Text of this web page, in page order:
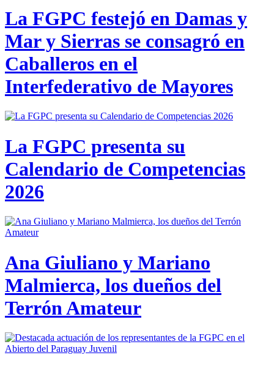
La FGPC festejó en Damas y
Mar y Sierras se consagró en
Caballeros en el
Interfederativo de Mayores
La FGPC presenta su
Calendario de Competencias
2026
Ana Giuliano y Mariano
Malmierca, los dueños del
Terrón Amateur